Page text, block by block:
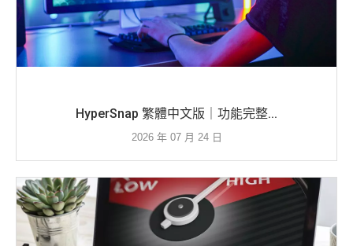
HyperSnap 繁體中文版｜功能完整...
2026 年 07 月 24 日